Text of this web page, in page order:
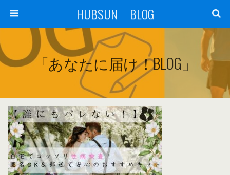
HUBSUN BLOG
「あなたに届け！BLOG」